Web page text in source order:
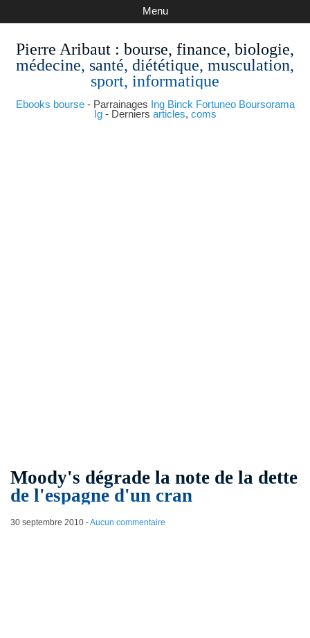
Pierre Aribaut : bourse, finance, biologie,
médecine, santé, diététique, musculation,
sport, informatique
Ebooks bourse- Parrainages Ing Binck Fortuneo Boursorama
Ig- Derniers articles, coms
Menu
Moody's dégrade la note de la dette
de l'espagne d'un cran
30 septembre 2010-Aucun commentaire